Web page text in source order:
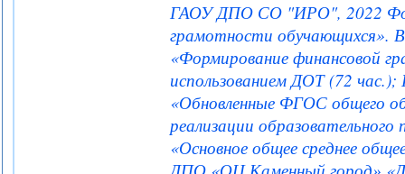
ГАОУ ДПО СО "ИРО", 2022
грамотности обучающихся».
«Формирование финансовой
использованием ДОТ (72
«Обновленные ФГОС общего
реализации
«Основное общее среднее